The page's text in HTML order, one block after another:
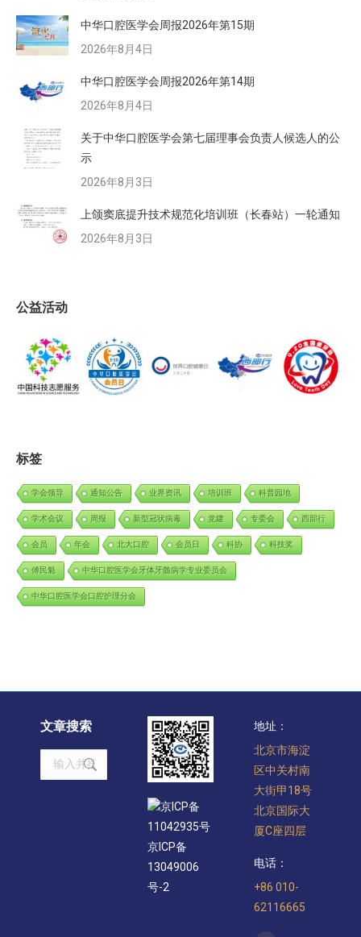
中华口腔医学会周报2026年第15期
2026年8月4日
中华口腔医学会周报2026年第14期
2026年8月4日
关于中华口腔医学会第七届理事会负责人候选人的公
示
2026年8月3日
上颌窦底提升技术规范化培训班（长春站）一轮通知
2026年8月3日
公益活动
标签
学会领导 通知公告 业界资讯 培训班 科普园地
学术会议 周报 新型冠状病毒 党建 专委会 西部行
会员 年会 北大口腔 会员日 科协 科技奖
傅民魁 中华口腔医学会牙体牙髓病学专业委员会
中华口腔医学会口腔护理分会
文章搜索
Search:
京ICP备
11042935号
京ICP备
13049006
号-2
地址：
北京市海淀
区中关村南
大街甲18号
北京国际大
厦C座四层
电话：
+86 010-
62116665